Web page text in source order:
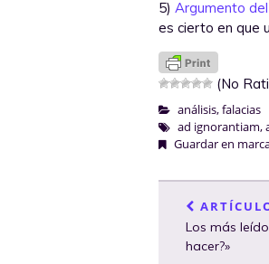
5) Argumento
es cierto en que
(No
análisis,falacias
ad ignorantiam,
Guardar en
Los más
hacer?»